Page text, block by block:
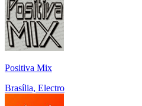
Positiva Mix
Brasília, Electro